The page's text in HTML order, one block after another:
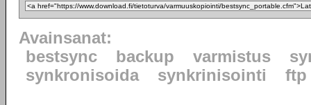
Avainsanat:
bestsync
backup varmistus
synkronisoida
synkrinisointi ftp